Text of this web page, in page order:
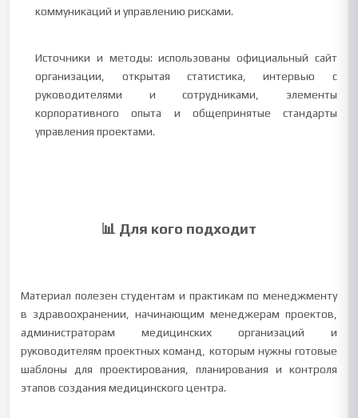
коммуникаций и управлению рисками.
Источники и методы: использованы официальный сайт
организации, открытая статистика, интервью с
руководителями и сотрудниками, элементы
корпоративного опыта и общепринятые стандарты
управления проектами.
📊 Для кого подходит
Материал полезен студентам и практикам по менеджменту
в здравоохранении, начинающим менеджерам проектов,
администраторам медицинских организаций и
руководителям проектных команд, которым нужны готовые
шаблоны для проектирования, планирования и контроля
этапов создания медицинского центра.